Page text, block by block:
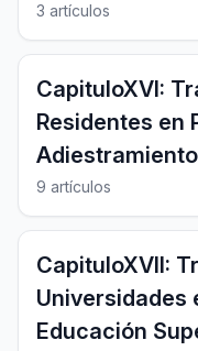
3 artículos
CapituloXVI:
Residentes en
9 artículos
CapituloXVII:
Universidades
Educación